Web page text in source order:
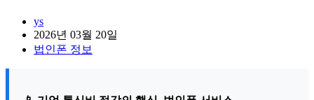
Post
author:
ys
Post
published:
2026년 03월 20일
Post
법인폰 정보